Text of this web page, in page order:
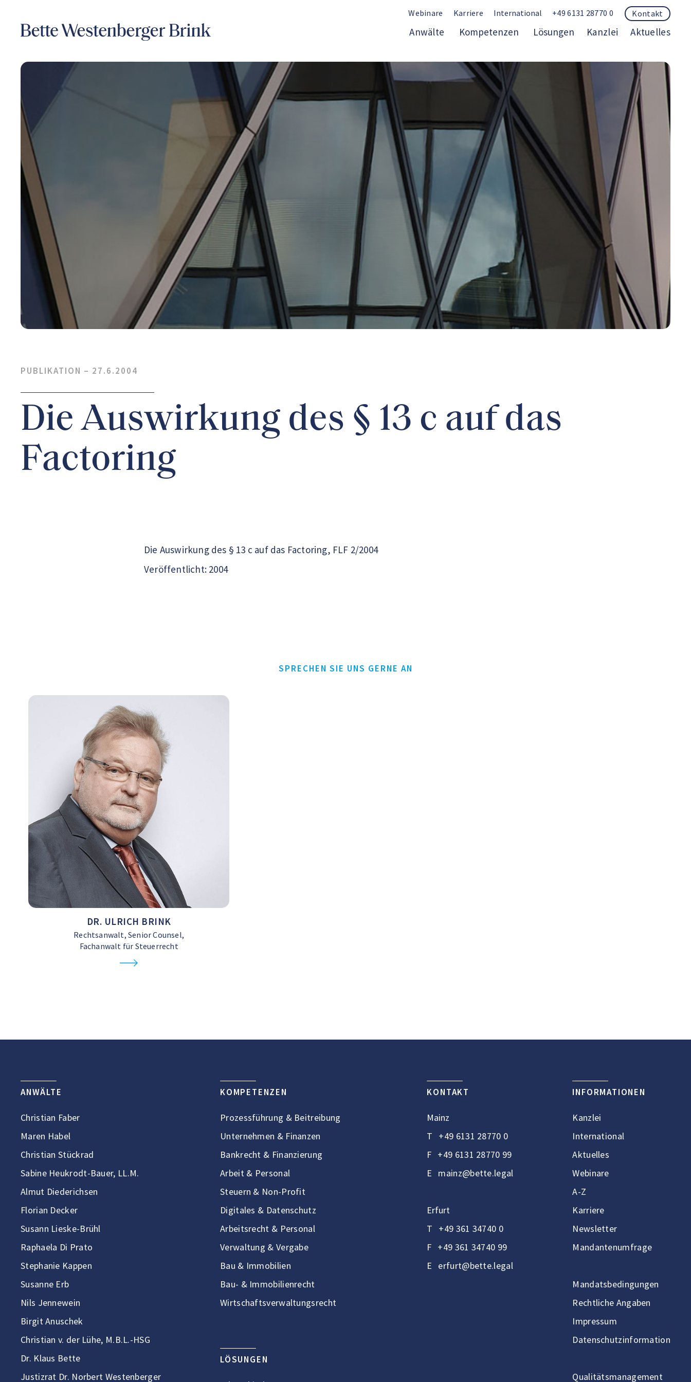
Webinare Karriere International +49 6131 28770 0 Kontakt
Anwälte Kompetenzen Lösungen Kanzlei Aktuelles
PUBLIKATION – 27.6.2004
Die Auswirkung des § 13 c auf das
Factoring
Die Auswirkung des § 13 c auf das Factoring, FLF 2/2004
Veröffentlicht: 2004
SPRECHEN SIE UNS GERNE AN
DR. ULRICH BRINK
Rechtsanwalt, Senior Counsel,
Fachanwalt für Steuerrecht
ANWÄLTE
Christian Faber
Maren Habel
Christian Stückrad
Sabine Heukrodt-Bauer, LL.M.
Almut Diederichsen
Florian Decker
Susann Lieske-Brühl
Raphaela Di Prato
Stephanie Kappen
Susanne Erb
Nils Jennewein
Birgit Anuschek
Christian v. der Lühe, M.B.L.-HSG
Dr. Klaus Bette
Justizrat Dr. Norbert Westenberger
KOMPETENZEN
Prozessführung & Beitreibung
Unternehmen & Finanzen
Bankrecht & Finanzierung
Arbeit & Personal
Steuern & Non-Profit
Digitales & Datenschutz
Arbeitsrecht & Personal
Verwaltung & Vergabe
Bau & Immobilien
Bau- & Immobilienrecht
Wirtschaftsverwaltungsrecht
LÖSUNGEN
KONTAKT
Mainz
T +49 6131 28770 0
F +49 6131 28770 99
E mainz@bette.legal
Erfurt
T +49 361 34740 0
F +49 361 34740 99
E erfurt@bette.legal
INFORMATIONEN
Kanzlei
International
Aktuelles
Webinare
A-Z
Karriere
Newsletter
Mandantenumfrage
Mandatsbedingungen
Rechtliche Angaben
Impressum
Datenschutzinformation
Qualitätsmanagement